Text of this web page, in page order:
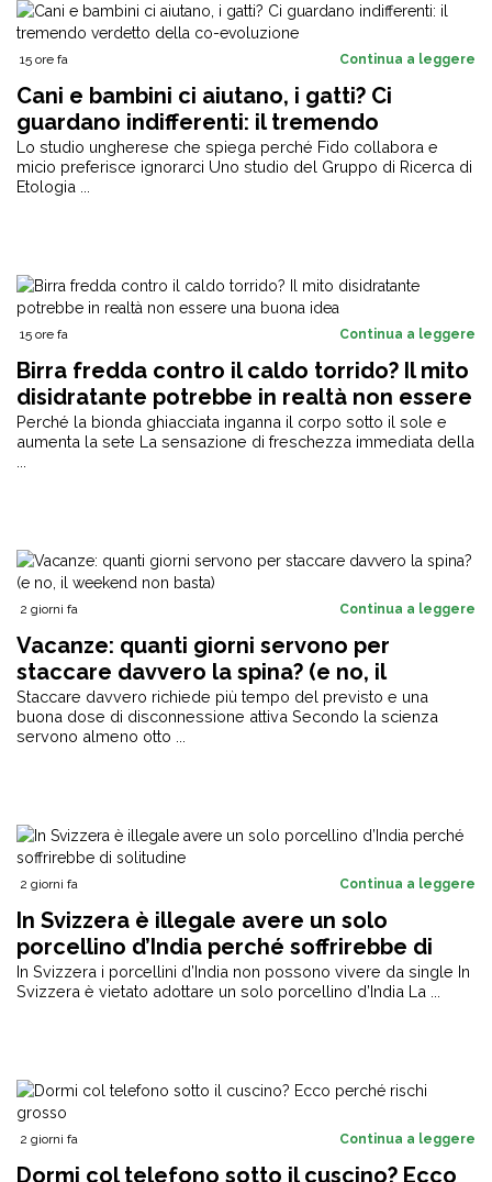
15 ore fa Continua a leggere
Cani e bambini ci aiutano, i gatti? Ci
guardano indifferenti: il tremendo
verdetto della co-evoluzione
Lo studio ungherese che spiega perché Fido collabora e
micio preferisce ignorarci Uno studio del Gruppo di Ricerca di
Etologia ...
15 ore fa Continua a leggere
Birra fredda contro il caldo torrido? Il mito
disidratante potrebbe in realtà non essere
una buona idea
Perché la bionda ghiacciata inganna il corpo sotto il sole e
aumenta la sete La sensazione di freschezza immediata della
2 giorni fa Continua a leggere
Vacanze: quanti giorni servono per
staccare davvero la spina? (e no, il
weekend non basta)
Staccare davvero richiede più tempo del previsto e una
buona dose di disconnessione attiva Secondo la scienza
servono almeno otto ...
2 giorni fa Continua a leggere
In Svizzera è illegale avere un solo
porcellino d’India perché soffrirebbe di
solitudine
In Svizzera i porcellini d’India non possono vivere da single In
Svizzera è vietato adottare un solo porcellino d’India La ...
2 giorni fa Continua a leggere
Dormi col telefono sotto il cuscino? Ecco